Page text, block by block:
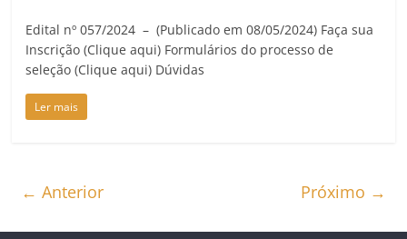
Edital nº 057/2024 – (Publicado em 08/05/2024) Faça sua
Inscrição (Clique aqui) Formulários do processo de
seleção (Clique aqui) Dúvidas
Ler mais
← Anterior Próximo →